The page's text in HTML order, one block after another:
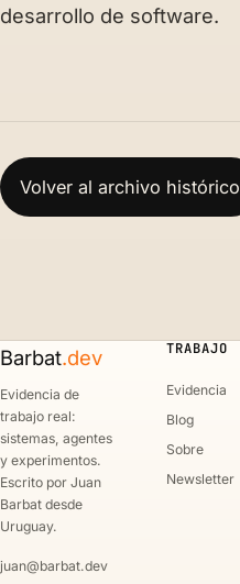
desarrollo de software.
Volver al archivo histórico
Barbat.dev
Evidencia de
trabajo real:
sistemas, agentes
y experimentos.
Escrito por Juan
Barbat desde
Uruguay.
juan@barbat.dev
TRABAJO
Evidencia
Blog
Sobre
Newsletter